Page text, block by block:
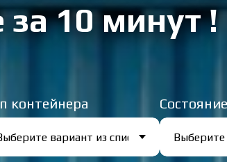
за 10 минут !
контейнера Состояние